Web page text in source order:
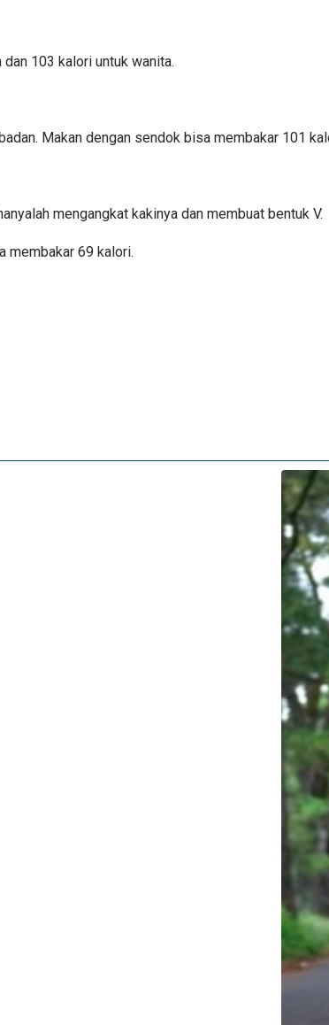
103 kalori untuk wanita.
Makan dengan sendok bisa membakar 101
mengangkat kakinya dan membuat bentuk V.
membakar 69 kalori.